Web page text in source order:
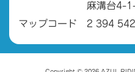
麻溝台4-
マップコード
2 394